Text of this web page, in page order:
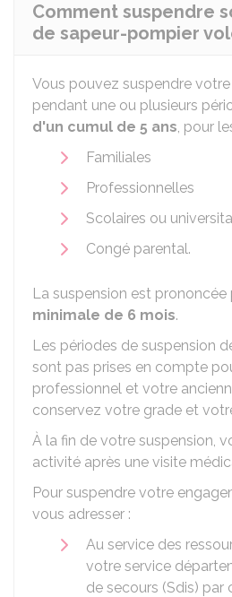
Comment suspendre
de sapeur-pompier
Vous pouvez suspendre
pendant une ou plusieurs
d'un cumul de 5 ans, pour
Familiales
Professionnelles
Scolaires ou
Congé parental.
La suspension est prononcée
minimale de 6 mois.
Les périodes de suspension
sont pas prises en compte
professionnel et votre
conservez votre grade et
À la fin de votre suspension,
activité après une visite
Pour suspendre votre
vous adresser :
Au service des
votre service
de secours (Sdis) par